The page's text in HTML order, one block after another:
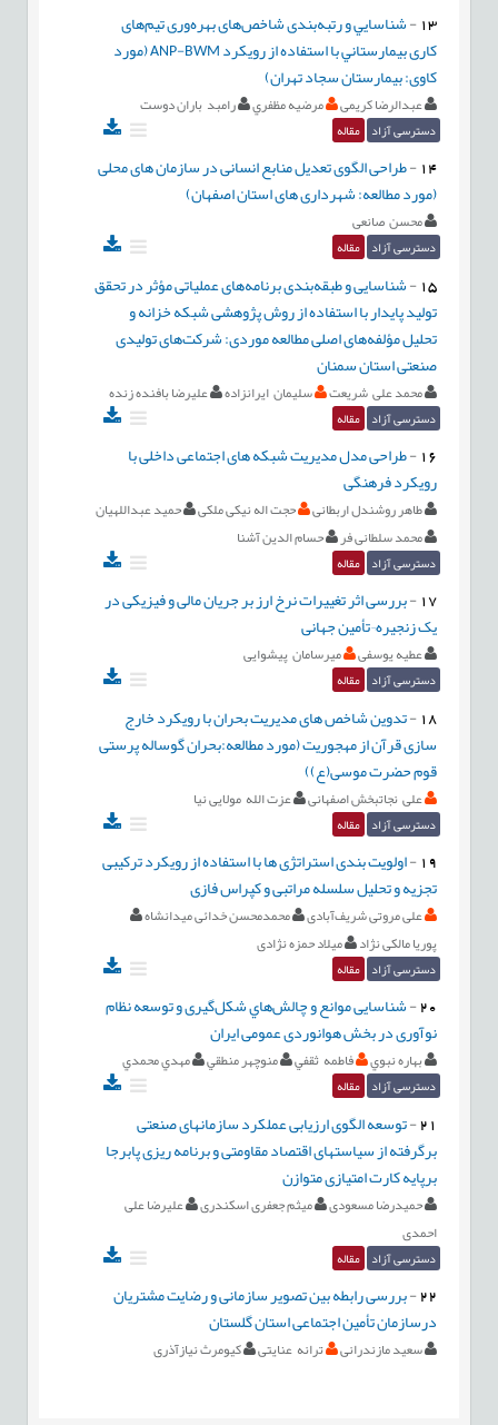
13
-شناسايي و رتبه‌بندی شاخص‌های بهره‌وری تیم‌های
کاری بيمارستاني با استفاده از رويكرد ANP-BWM (مورد
کاوی: بیمارستان سجاد تهران)
عبدالرضا کریمی مرضيه مظفري رامبد باران دوست
دسترسی آزاد مقاله
14
-طراحی الگوی تعدیل منابع انسانی در سازمان های محلی
(مورد مطالعه: شهرداری های استان اصفهان)
محسن صانعی
دسترسی آزاد مقاله
15
-شناسایی و طبقه‌بندی برنامه‌های عملیاتی مؤثر در تحقق
تولید پایدار با استفاده از روش پژوهشی شبکه خزانه و
تحلیل مؤلفه‌های اصلی مطالعه موردی: شرکت‌های تولیدی
صنعتی استان سمنان
محمد علی شریعت سلیمان ایرانزاده علیرضا بافنده زنده
دسترسی آزاد مقاله
16
-طراحی مدل مدیریت شبکه های اجتماعی داخلی با
رویکرد فرهنگی
طاهر روشندل اربطانی حجت اله نیکی ملکی
حمید عبداللهیان
محمد سلطانی فر
حسام الدین آشنا
دسترسی آزاد مقاله
17
-بررسی اثر تغییرات نرخ ارز بر جریان مالی و فیزیکی در
یک زنجیره¬تأمین جهانی
عطیه یوسفی میرسامان پیشوایی
دسترسی آزاد مقاله
18
-تدوین شاخص های مدیریت بحران با رویکرد خارج
سازی قرآن از مهجوریت (مورد مطالعه:بحران گوساله پرستی
قوم حضرت موسی(ع))
علی نجاتبخش اصفهانی عزت الله مولایی نیا
دسترسی آزاد مقاله
19
-اولویت بندی استراتژی ها با استفاده از رویکرد ترکیبی
تجزیه و تحلیل سلسله مراتبی و کپراس فازی
علی مروتی شریف‌آبادی
محمدمحسن خدائی میدانشاه
پوریا مالکی نژاد
میلاد حمزه نژادی
دسترسی آزاد مقاله
20
-شناسایی موانع و چالش‌هاي شکل‌گیری و توسعه نظام
نوآوری در بخش هوانوردی عمومی ایران
بهاره نبوي فاطمه ثقفي منوچهر منطقي مهدي محمدي
دسترسی آزاد مقاله
21
-توسعه الگوی ارزیابی عملکرد سازمانهای صنعتی
برگرفته از سیاستهای اقتصاد مقاومتی و برنامه ریزی پابرجا
برپایه کارت امتیازی متوازن
حمیدرضا مسعودی میثم جعفری اسکندری
علیرضا علی
احمدی
دسترسی آزاد مقاله
22
-بررسی رابطه بین تصویر سازمانی و رضایت مشتریان
درسازمان تأمین اجتماعی استان گلستان
سعید مازندرانی ترانه عنایتی کیومرث نیازآذری